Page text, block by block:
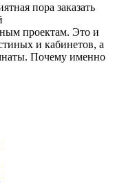
пора заказать
проектам. Это и
и кабинетов, а
Почему именно